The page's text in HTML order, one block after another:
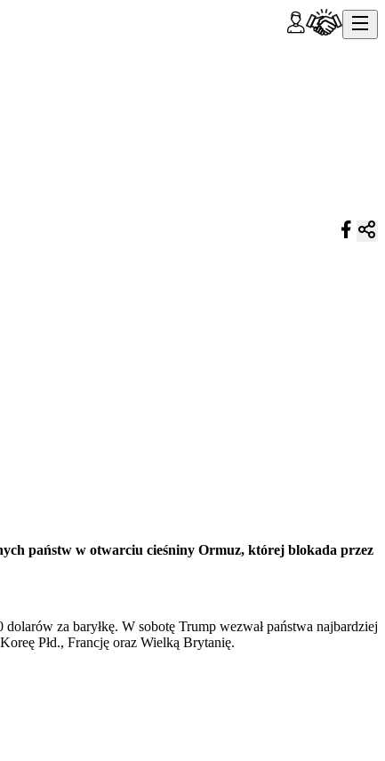
państw w otwarciu cieśniny Ormuz, której blokada przez
za baryłkę. W sobotę Trump wezwał państwa najbardziej
Płd., Francję oraz Wielką Brytanię.